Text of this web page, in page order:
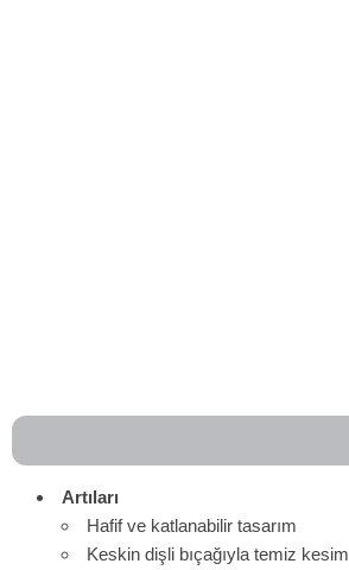
Artıları
Hafif ve katlanabilir tasarım
Keskin dişli bıçağıyla temiz kesim